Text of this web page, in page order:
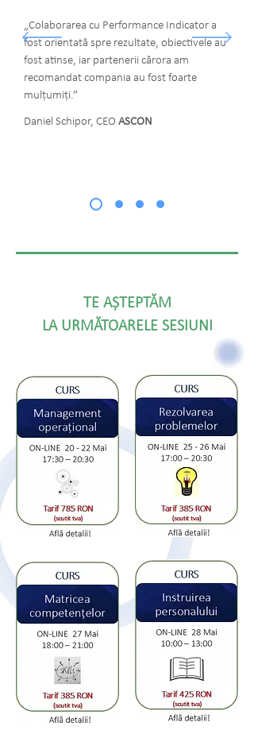
„Colaborarea cu Performance Indicator a
fost orientată spre rezultate, obiectivele au
fost atinse, iar partenerii cărora am
recomandat compania au fost foarte
mulțumiți.”
Daniel Schipor, CEO ASCON
TE AȘTEPTĂM
LA URMĂTOARELE SESIUNI